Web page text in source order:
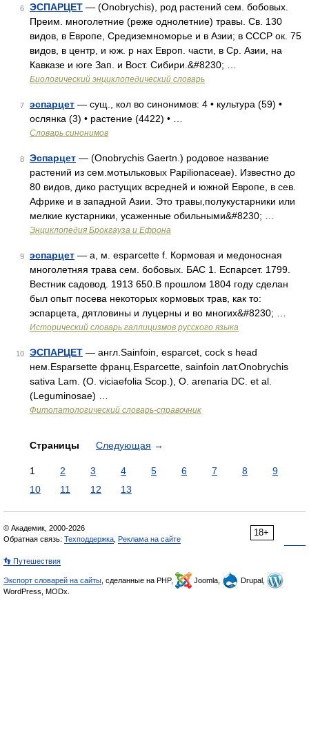
6 ЭСПАРЦЕТ — (Onobrychis), род растений сем. бобовых.
Преим. многолетние (реже однолетние) травы. Св. 130
видов, в Европе, Средиземноморье и в Азии; в СССР ок. 75
видов, в центр, и юж. р нах Европ. части, в Ср. Азии, на
Кавказе и юге Зап. и Вост. Сибири.&#8230; …
Биологический энциклопедический словарь
7 эспарцет — сущ., кол во синонимов: 4 • культура (59) •
ослянка (3) • растение (4422) • …
Словарь синонимов
8 Эспарцет — (Onobrychis Gaertn.) родовое название
растений из сем.мотыльковых Рарiliоnасеае). Известно до
80 видов, дико растущих всредней и южной Европе, в сев.
Африке и в западной Азии. Это травы,полукустарники или
мелкие кустарники, усаженные обильными&#8230; …
Энциклопедия Брокгауза и Ефрона
9 эспарцет — а, м. esparcette f. Кормовая и медоносная
многолетняя трава сем. бобовых. БАС 1. Еспарсет. 1799.
Вестник садовод. 1913 650.В прошлом 1804 году сделан
был опыт посева некоторых кормовых трав, как то:
эспарцета, дятловины и луцерны и во многих&#8230; …
Исторический словарь галлицизмов русского языка
10 ЭСПАРЦЕТ — англ.Sainfoin, esparcet, cock s head
нем.Esparsette франц.Esparcette, sainfoin лат.Onobrychis
sativa Lam. (O. viciaefolia Scop.), O. arenaria DC. et al.
(Leguminosae) …
Фитопатологический словарь-справочник
Страницы Следующая →
1 2 3 4 5 6 7 8
9
10
11 12 13
18+
© Академик, 2000-2026
Обратная связь: Техподдержка Реклама на сайте
👣 Путешествия
Экспорт словарей на сайты , сделанные на PHP, Joomla,
Drupal,
WordPress, MODx.